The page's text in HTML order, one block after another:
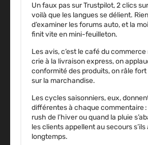
Un faux pas sur Trustpilot, 2 clics
voilà que les langues se délient.
d’examiner les forums auto, et la
finit vite en mini-feuilleton.
Les avis, c’est le café du
crie à la livraison express, on
conformité des produits, on râle fort
sur la marchandise.
Les cycles saisonniers, eux,
différentes à chaque commentaire
rush de l’hiver ou quand la pluie
les clients appellent au secours
longtemps.